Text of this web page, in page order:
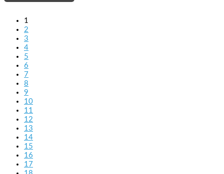
1
2
3
4
5
6
7
8
9
10
11
12
13
14
15
16
17